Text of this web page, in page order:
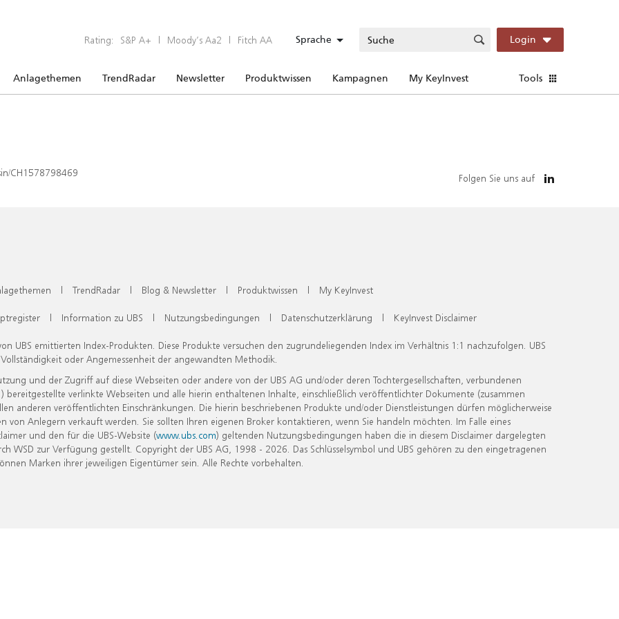
Rating: S&P A+ | Moody’s Aa2 | Fitch AA Sprache Login
Anlagethemen TrendRadar Newsletter Produktwissen Kampagnen My KeyInvest Tools
CH1578798469 Folgen Sie uns auf
| TrendRadar | Blog & Newsletter | Produktwissen | My KeyInvest
| Information zu UBS | Nutzungsbedingungen | Datenschutzerklärung | KeyInvest Disclaimer
UBS emittierten Index-Produkten. Diese Produkte versuchen den zugrundeliegenden Index im Verhältnis 1:1 nachzufolgen. UBS
oder Angemessenheit der angewandten Methodik.
und der Zugriff auf diese Webseiten oder andere von der UBS AG und/oder deren Tochtergesellschaften, verbundenen
verlinkte Webseiten und alle hierin enthaltenen Inhalte, einschließlich veröffentlichter Dokumente (zusammen
anderen veröffentlichten Einschränkungen. Die hierin beschriebenen Produkte und/oder Dienstleistungen dürfen möglicherweise
Anlegern verkauft werden. Sie sollten Ihren eigenen Broker kontaktieren, wenn Sie handeln möchten. Im Falle eines
und den für die UBS-Website (www.ubs.com) geltenden Nutzungsbedingungen haben die in diesem Disclaimer dargelegten
zur Verfügung gestellt. Copyright der UBS AG, 1998 - 2026. Das Schlüsselsymbol und UBS gehören zu den eingetragenen
Marken ihrer jeweiligen Eigentümer sein. Alle Rechte vorbehalten.